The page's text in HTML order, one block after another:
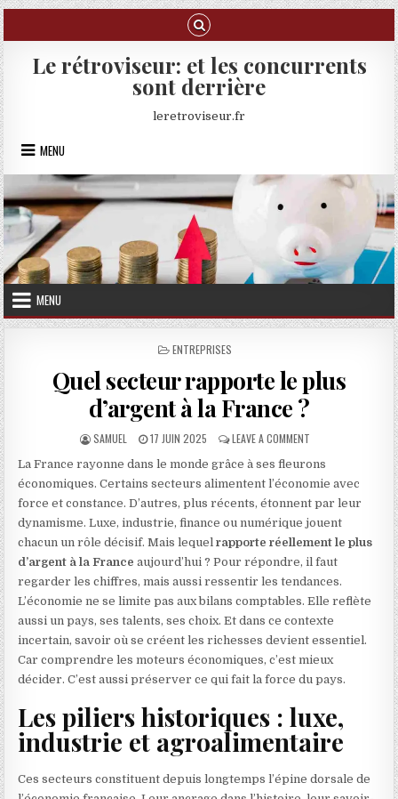
Skip to content
Le rétroviseur: et les concurrents
sont derrière
leretroviseur.fr
MENU
MENU
POSTED IN
ENTREPRISES
Quel secteur rapporte le plus
d’argent à la France ?
AUTHOR:
SAMUEL PUBLISHED DATE:
17 JUIN 2025 LEAVE A COMMENTON QUEL SECTEUR
La France rayonne dans le monde grâce à ses fleurons
économiques. Certains secteurs alimentent l’économie avec
force et constance. D’autres, plus récents, étonnent par leur
dynamisme. Luxe, industrie, finance ou numérique jouent
chacun un rôle décisif. Mais lequelrapporte réellement le plus
d’argent à la France aujourd’hui ? Pour répondre, il faut
regarder les chiffres, mais aussi ressentir les tendances.
L’économie ne se limite pas aux bilans comptables. Elle reflète
aussi un pays, ses talents, ses choix. Et dans ce contexte
incertain, savoir où se créent les richesses devient essentiel.
Car comprendre les moteurs économiques, c’est mieux
décider. C’est aussi préserver ce qui fait la force du pays.
Les piliers historiques : luxe,
industrie et agroalimentaire
Ces secteurs constituent depuis longtemps l’épine dorsale de